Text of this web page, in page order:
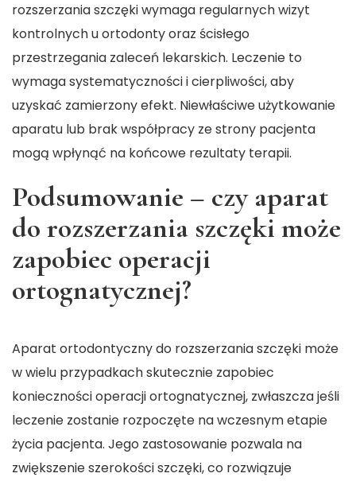
rozszerzania szczęki wymaga regularnych wizyt
kontrolnych u ortodonty oraz ścisłego
przestrzegania zaleceń lekarskich. Leczenie to
wymaga systematyczności i cierpliwości, aby
uzyskać zamierzony efekt. Niewłaściwe użytkowanie
aparatu lub brak współpracy ze strony pacjenta
mogą wpłynąć na końcowe rezultaty terapii.
Podsumowanie – czy aparat
do rozszerzania szczęki może
zapobiec operacji
ortognatycznej?
Aparat ortodontyczny do rozszerzania szczęki może
w wielu przypadkach skutecznie zapobiec
konieczności operacji ortognatycznej, zwłaszcza jeśli
leczenie zostanie rozpoczęte na wczesnym etapie
życia pacjenta. Jego zastosowanie pozwala na
zwiększenie szerokości szczęki, co rozwiązuje